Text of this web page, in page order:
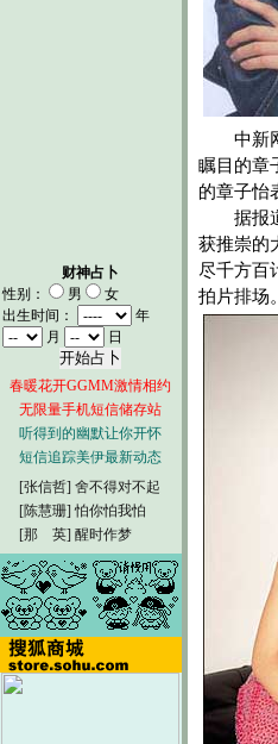
财神占卜
性别：
男
女
出生时间：
年
月
日
春暖花开GGMM激情相约
无限量手机短信储存站
听得到的幽默让你开怀
短信追踪美伊最新动态
[张信哲] 舍不得对不起
[陈慧珊] 怕你怕我怕
[那 英] 醒时作梦
中新网
瞩目的章
的章子怡
据报道
获推崇的
尽千方百
拍片排场